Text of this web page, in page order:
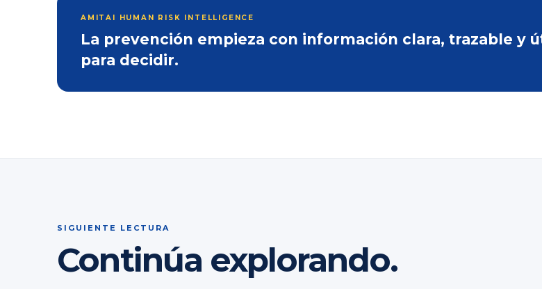
AMITAI HUMAN RISK INTELLIGENCE
La prevención empieza con información clara, trazable y
para decidir.
SIGUIENTE LECTURA
Continúa explorando.